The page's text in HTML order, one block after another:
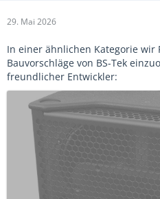
29. Mai 2026
In einer ähnlichen Kategorie wir
Bauvorschläge von BS-Tek
freundlicher Entwickler: